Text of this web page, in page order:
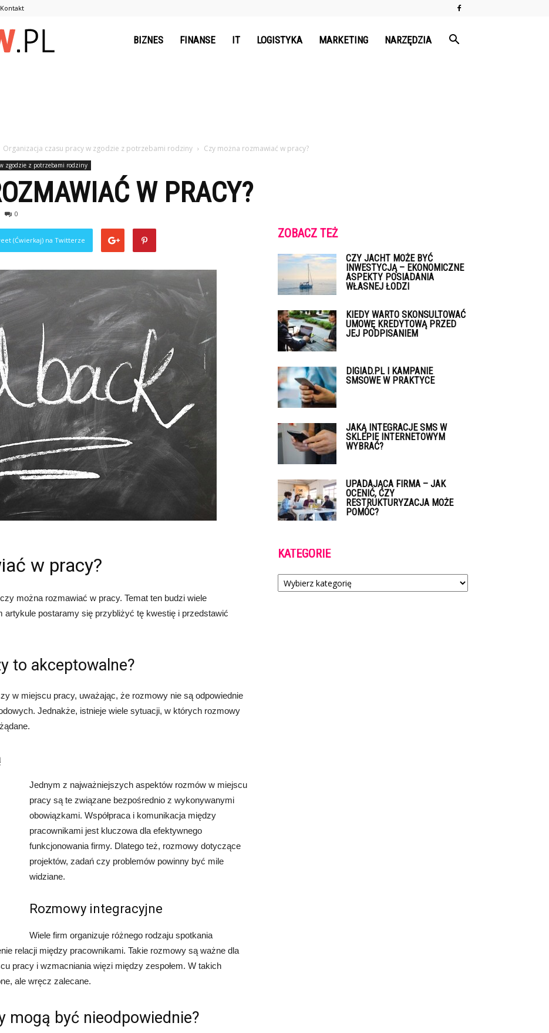
Kontakt
BIZNES FINANSE IT LOGISTYKA MARKETING NARZĘDZIA
Organizacja czasu pracy w zgodzie z potrzebami rodziny Czy można rozmawiać w pracy?
zgodzie z potrzebami rodziny
W PRACY?
0
(Ćwierkaj) na Twitterze
w pracy?
można rozmawiać w pracy. Temat ten budzi wiele
artykule postaramy się przybliżyć tę kwestię i przedstawić
to akceptowalne?
w miejscu pracy, uważając, że rozmowy nie są odpowiednie
Jednakże, istnieje wiele sytuacji, w których rozmowy
Jednym z najważniejszych aspektów rozmów w miejscu
pracy są te związane bezpośrednio z wykonywanymi
obowiązkami. Współpraca i komunikacja między
pracownikami jest kluczowa dla efektywnego
funkcjonowania firmy. Dlatego też, rozmowy dotyczące
projektów, zadań czy problemów powinny być mile
widziane.
Rozmowy integracyjne
Wiele firm organizuje różnego rodzaju spotkania
relacji między pracownikami. Takie rozmowy są ważne dla
pracy i wzmacniania więzi między zespołem. W takich
ale wręcz zalecane.
mogą być nieodpowiednie?
ZOBACZ TEŻ
CZY JACHT MOŻE BYĆ
INWESTYCJĄ – EKONOMICZNE
ASPEKTY POSIADANIA
WŁASNEJ ŁODZI
KIEDY WARTO SKONSULTOWAĆ
UMOWĘ KREDYTOWĄ PRZED
JEJ PODPISANIEM
DIGIAD.PL I KAMPANIE
SMSOWE W PRAKTYCE
JAKĄ INTEGRACJE SMS W
SKLEPIE INTERNETOWYM
WYBRAĆ?
UPADAJĄCA FIRMA – JAK
OCENIĆ, CZY
RESTRUKTURYZACJA MOŻE
POMÓC?
KATEGORIE
Kategorie